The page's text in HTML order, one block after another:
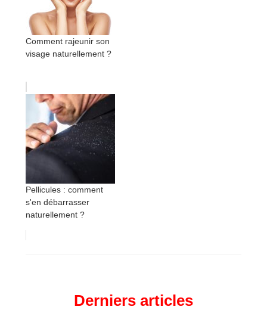
Comment rajeunir son
visage naturellement ?
Pellicules : comment
s'en débarrasser
naturellement ?
Derniers articles